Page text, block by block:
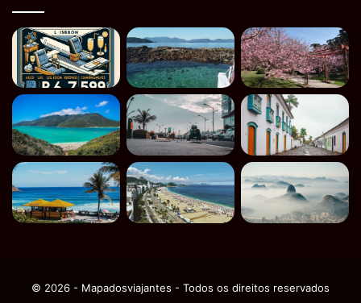
© 2026 - Mapadosviajantes - Todos os direitos reservados